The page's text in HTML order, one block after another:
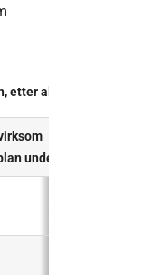
alder og
under 67 år, pst.